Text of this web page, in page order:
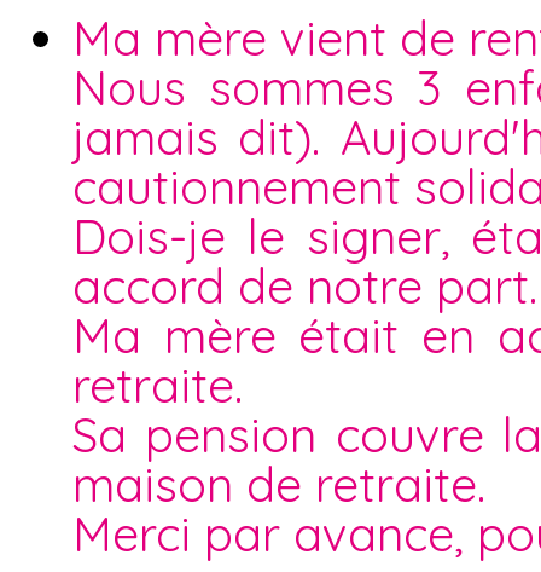
Ma mère vient de
Nous sommes 3
jamais dit).
cautionnement
Dois-je le signer,
accord de notre part.
Ma mère était en
retraite.
Sa pension couvre
maison de retraite.
Merci par avance,